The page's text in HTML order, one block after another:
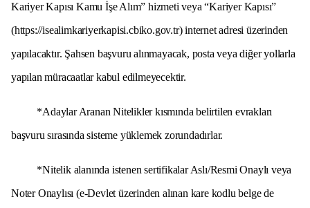
Kariyer Kapısı Kamu İşe Alım” hizmeti veya “Kariyer Kapısı”
(https://isealimkariyerkapisi.cbiko.gov.tr) internet adresi üzerinden
yapılacaktır. Şahsen başvuru alınmayacak, posta veya diğer yollarla
yapılan müracaatlar kabul edilmeyecektir.
*Adaylar Aranan Nitelikler kısmında belirtilen evrakları
başvuru sırasında sisteme yüklemek zorundadırlar.
*Nitelik alanında istenen sertifikalar Aslı/Resmi Onaylı veya
Noter Onaylısı (e-Devlet üzerinden alınan kare kodlu belge de